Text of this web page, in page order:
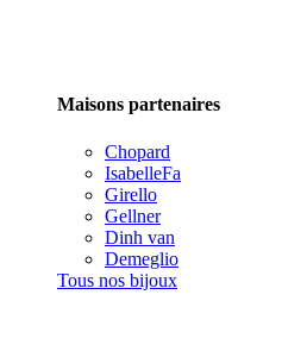
Maisons partenaires
Chopard
IsabelleFa
Girello
Gellner
Dinh van
Demeglio
Tous nos bijoux